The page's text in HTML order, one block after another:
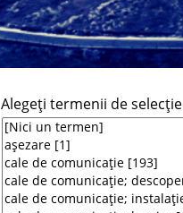
Alegeţi termenii de selecţie